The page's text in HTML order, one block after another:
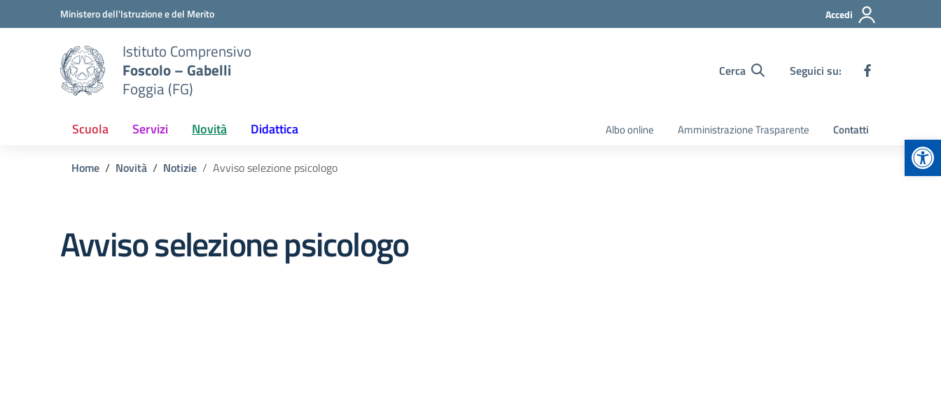
Vai ai contenuti
Vai al menu di navigazioneMinistero dell'Istruzione e del Merito Accedi
Istituto Comprensivo
Foscolo – Gabelli
Foggia (FG)
Cerca Seguici su:
Scuola Servizi Novità Didattica Albo online Amministrazione Trasparente Contatti
Home Novità Notizie Avviso selezione psicologo
Avviso selezione psicologo